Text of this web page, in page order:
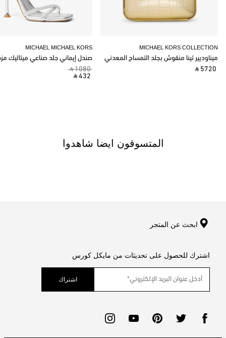
MICHAEL MICHAEL KORS
صندل إيماني جلد صناعي ميتاليك
‎ ⃁ 1080 ‎
‎ ⃁ 432 ‎
MICHAEL KORS COLLECTION
ميناوديير تينا منقوش بجلد التمساح المعدني
‎ ⃁ 5720 ‎
المتسوقون ايضا شاهدوا
ابحث عن المتجر
اشترك للحصول على تحديثات من مايكل كورس
اشتراك